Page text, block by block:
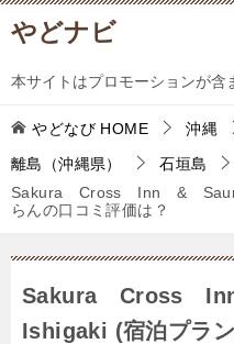
やどナビ
本サイトはプロモーションが含
やどなび HOME 沖縄
離島（沖縄県）
石垣島
Sakura Cross Inn &
らんの口コミ評価は？
Sakura Cross
Ishigaki (宿泊プラ